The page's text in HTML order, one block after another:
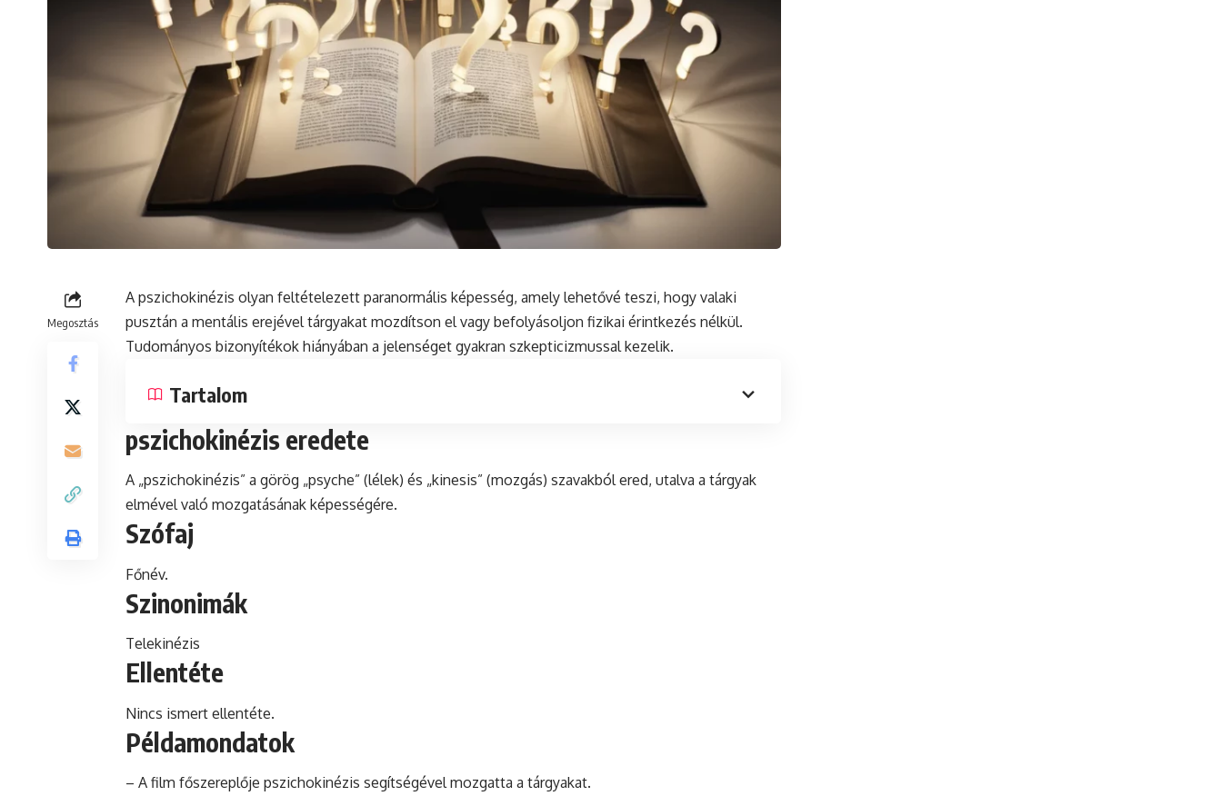
Megosztás
A pszichokinézis olyan feltételezett paranormális képesség, amely lehetővé teszi, hogy valaki
pusztán a mentális erejével tárgyakat mozdítson el vagy befolyásoljon fizikai érintkezés nélkül.
Tudományos bizonyítékok hiányában a jelenséget gyakran szkepticizmussal kezelik.
Tartalom
pszichokinézis eredete
A „pszichokinézis” a görög „psyche” (lélek) és „kinesis” (mozgás) szavakból ered, utalva a tárgyak
elmével való mozgatásának képességére.
Szófaj
Főnév.
Szinonimák
Telekinézis
Ellentéte
Nincs ismert ellentéte.
Példamondatok
– A film főszereplője pszichokinézis segítségével mozgatta a tárgyakat.